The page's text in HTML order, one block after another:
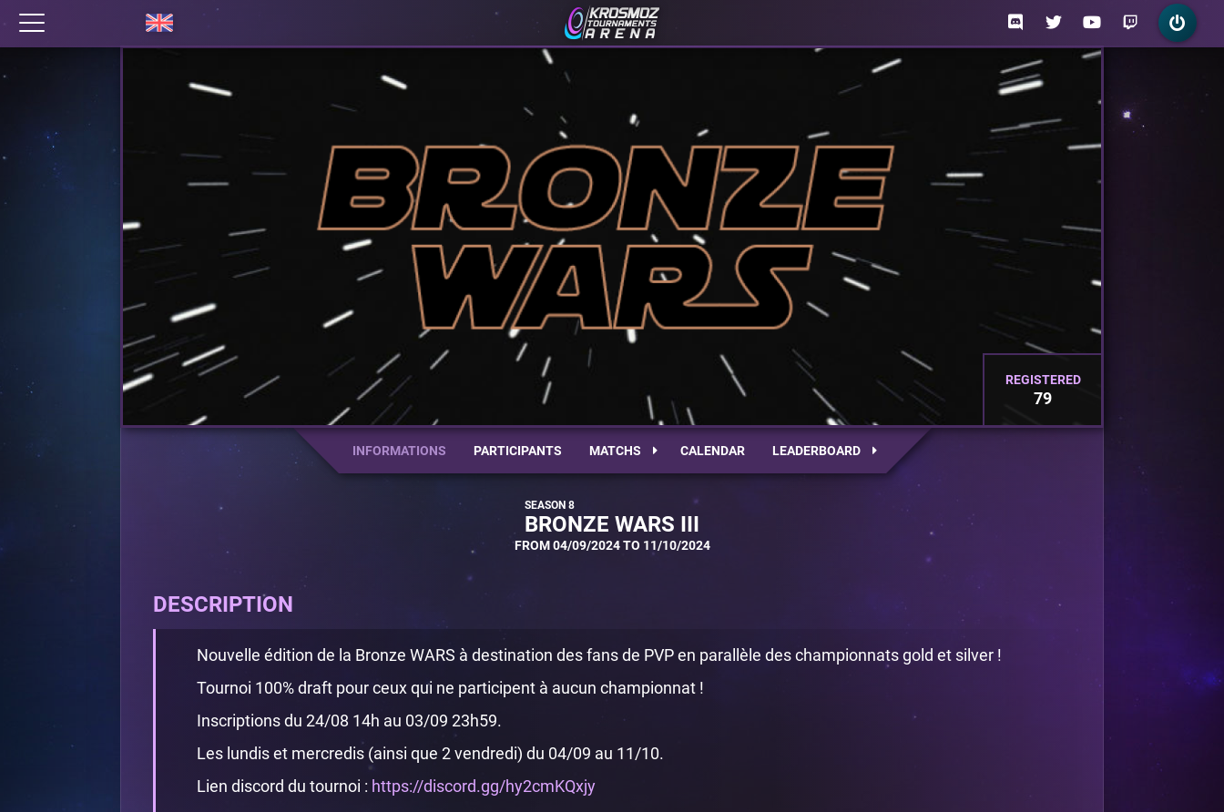
REGISTERED
79
INFORMATIONS PARTICIPANTS MATCHS CALENDAR LEADERBOARD
BRONZE WARS III
FROM 04/09/2024 TO 11/10/2024
DESCRIPTION
Nouvelle édition de la Bronze WARS à destination des fans de PVP en parallèle des championnats gold et silver !
Tournoi 100% draft pour ceux qui ne participent à aucun championnat !
Inscriptions du 24/08 14h au 03/09 23h59.
Les lundis et mercredis (ainsi que 2 vendredi) du 04/09 au 11/10.
Lien discord du tournoi : https://discord.gg/hy2cmKQxjy